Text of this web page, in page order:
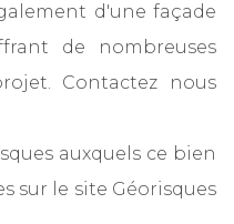
d'une façade
de nombreuses
Contactez nous
auxquels ce bien
sur le site Géorisques